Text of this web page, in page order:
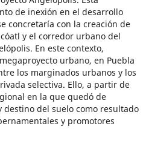
de inexión en el desarrollo
concretaría con la creación de
y el corredor urbano del
En este contexto,
urbano, en Puebla
los marginados urbanos y los
selectiva. Ello, a partir de
en la que quedó de
del suelo como resultado
y promotores